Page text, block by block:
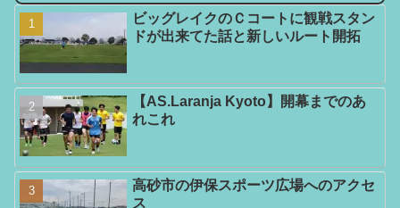
ビッグレイクのＣコートに観戦スタン
ドが出来てた話と新しいルート開拓
【AS.Laranja Kyoto】開幕までのあ
れこれ
高砂市の伊保スポーツ広場へのアクセ
ス